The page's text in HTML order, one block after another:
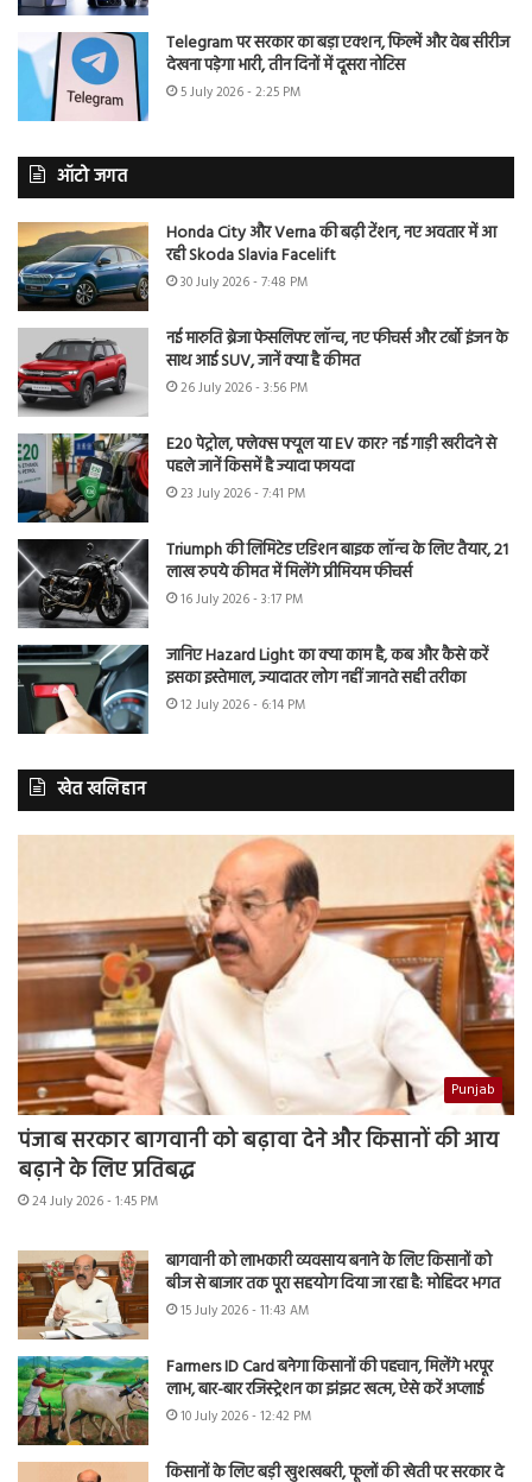
Telegram पर सरकार का बड़ा एक्शन, फिल्में और वेब सीरीज
देखना पड़ेगा भारी, तीन दिनों में दूसरा नोटिस
5 July 2026 - 2:25 PM
ऑटो जगत
Honda City और Verna की बढ़ी टेंशन, नए अवतार में आ
रही Skoda Slavia Facelift
30 July 2026 - 7:48 PM
नई मारुति ब्रेजा फेसलिफ्ट लॉन्च, नए फीचर्स और टर्बो इंजन के
साथ आई SUV, जानें क्या है कीमत
26 July 2026 - 3:56 PM
E20 पेट्रोल, फ्लेक्स फ्यूल या EV कार? नई गाड़ी खरीदने से
पहले जानें किसमें है ज्यादा फायदा
23 July 2026 - 7:41 PM
Triumph की लिमिटेड एडिशन बाइक लॉन्च के लिए तैयार, 21
लाख रुपये कीमत में मिलेंगे प्रीमियम फीचर्स
16 July 2026 - 3:17 PM
जानिए Hazard Light का क्या काम है, कब और कैसे करें
इसका इस्तेमाल, ज्यादातर लोग नहीं जानते सही तरीका
12 July 2026 - 6:14 PM
खेत खलिहान
Punjab
पंजाब सरकार बागवानी को बढ़ावा देने और किसानों की आय
बढ़ाने के लिए प्रतिबद्ध
24 July 2026 - 1:45 PM
बागवानी को लाभकारी व्यवसाय बनाने के लिए किसानों को
बीज से बाजार तक पूरा सहयोग दिया जा रहा है: मोहिंदर भगत
15 July 2026 - 11:43 AM
Farmers ID Card बनेगा किसानों की पहचान, मिलेंगे भरपूर
लाभ, बार-बार रजिस्ट्रेशन का झंझट खत्म, ऐसे करें अप्लाई
10 July 2026 - 12:42 PM
किसानों के लिए बड़ी खुशखबरी, फूलों की खेती पर सरकार दे